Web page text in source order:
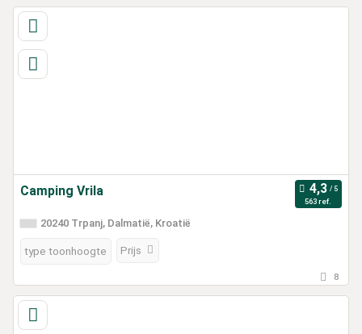
Camping Vrila
563 ref.
20240 Trpanj, Dalmatië, Kroatië
type toonhoogte Prijs
8